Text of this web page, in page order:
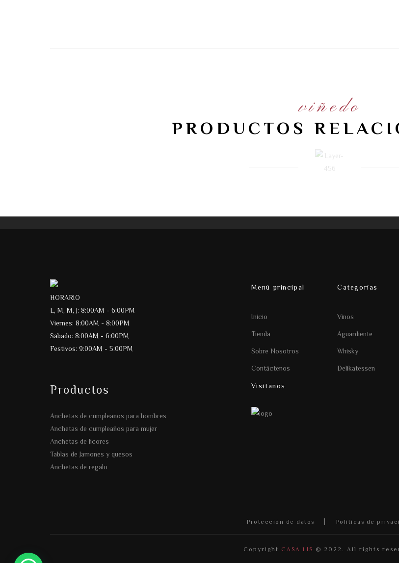
viñedo
PRODUCTOS
HORARIO
L, M, M, J: 8:00AM - 6:00PM
Viernes: 8:00AM - 8:00PM
Sábado: 8:00AM - 6:00PM
Festivos: 9:00AM - 5:00PM
Productos
Anchetas de cumpleaños para hombres
Anchetas de cumpleaños para mujer
Anchetas de licores
Tablas de Jamones y quesos
Anchetas de regalo
Menú principal
Inicio
Tienda
Sobre Nosotros
Contáctenos
Visítanos
Categorías
Vinos
Aguardiente
Whisky
Delikatessen
Protección de datos Políticas de
Copyright CASA LIS © 2022. All rights